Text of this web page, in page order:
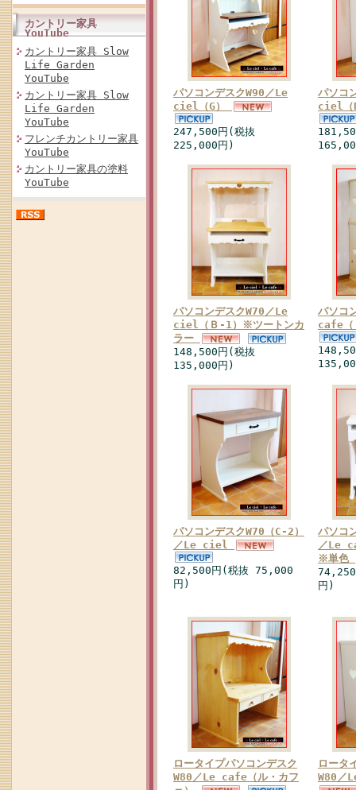
カントリー家具
YouTube
カントリー家具 Slow
Life Garden
YouTube
カントリー家具 Slow
Life Garden
YouTube
フレンチカントリー家具
YouTube
カントリー家具の塗料
YouTube
パソコンデスクW90／Le
ciel（G）
247,500円(税抜
225,000円)
パソコ
ciel（
パソコンデスクW70／Le
ciel（Ｂ-1）※ツートンカ
ラー
148,500円(税抜
135,000円)
パソコ
cafe
パソコンデスクW70（C-2）
／Le ciel
82,500円(税抜 75,000
円)
パソコ
／Le
※単色
円)
ロータイプパソコンデスク
W80／Le cafe（ル・カフ
ロータ
W80／